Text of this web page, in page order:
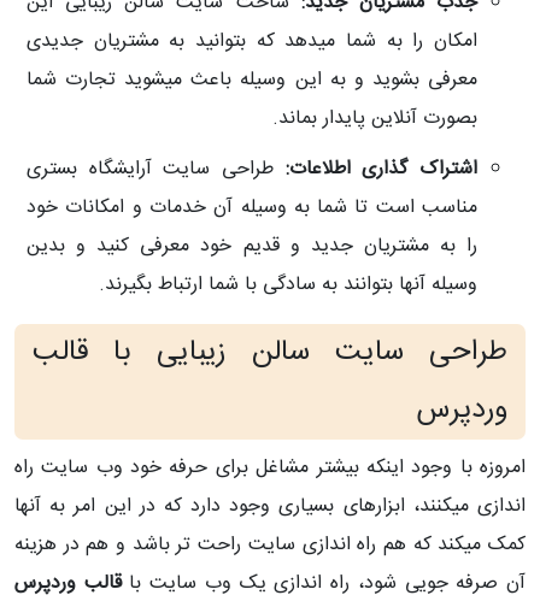
امکان را به شما میدهد که بتوانید به مشتریان جدیدی
معرفی بشوید و به این وسیله باعث میشوید تجارت شما
بصورت آنلاین پایدار بماند.
اشتراک گذاری اطلاعات: طراحی سایت آرایشگاه بستری
مناسب است تا شما به وسیله آن خدمات و امکانات خود
را به مشتریان جدید و قدیم خود معرفی کنید و بدین
وسیله آنها بتوانند به سادگی با شما ارتباط بگیرند.
طراحی سایت سالن زیبایی با قالب
وردپرس
امروزه با وجود اینکه بیشتر مشاغل برای حرفه خود وب سایت راه
اندازی میکنند، ابزارهای بسیاری وجود دارد که در این امر به آنها
کمک میکند که هم راه اندازی سایت راحت تر باشد و هم در هزینه
آن صرفه جویی شود، راه اندازی یک وب سایت باقالب وردپرس